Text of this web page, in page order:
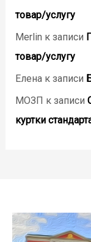
товар/услугу
Merlin к записи
товар/услугу
Еленак записи
МОЗП к записи
куртки